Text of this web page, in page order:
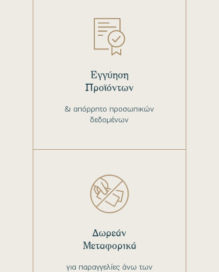
& απόρρητο προσωπικών
δεδομένων
Εγγύηση
Προϊόντων
για παραγγελίες άνω των
Δωρεάν
Μεταφορικά